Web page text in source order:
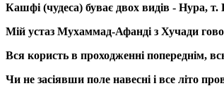
Кашфі (чудеса) буває двох видів - Нура,
Мій устаз Мухаммад-Афанді з Хучади
Вся користь в проходженні попереднім,
Чи не засіявши поле навесні і все літо